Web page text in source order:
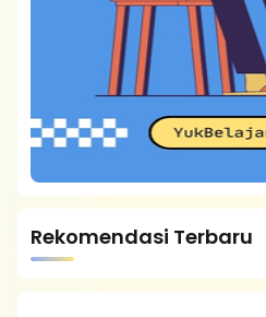
Rekomendasi Terbaru